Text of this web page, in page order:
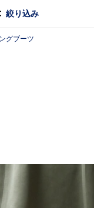
絞り込み
グブーツ